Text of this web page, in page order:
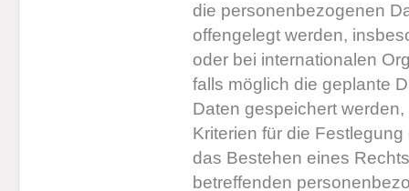
die personenbezogenen
offengelegt werden,
oder bei internationalen
falls möglich die geplante
Daten gespeichert
Kriterien für die
das Bestehen eines
betreffenden